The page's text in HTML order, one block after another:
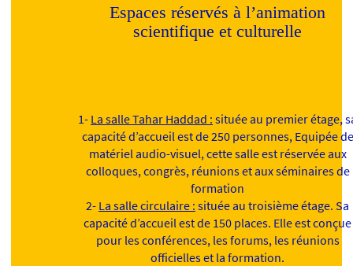
Espaces réservés à l’animation
scientifique et culturelle
1- La salle Tahar Haddad : située au premier étage,
capacité d’accueil est de 250 personnes, Equipée de
matériel audio-visuel, cette salle est réservée aux
colloques, congrès, réunions et aux séminaires de
formation
2- La salle circulaire : située au troisième étage. Sa
capacité d’accueil est de 150 places. Elle est conçue
pour les conférences, les forums, les réunions
officielles et la formation.